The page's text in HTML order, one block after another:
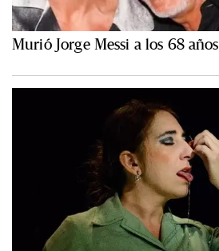
Murió Jorge Messi a los 68 años